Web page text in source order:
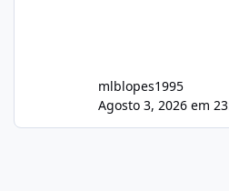
mlblopes1995
Agosto 3, 2026 em